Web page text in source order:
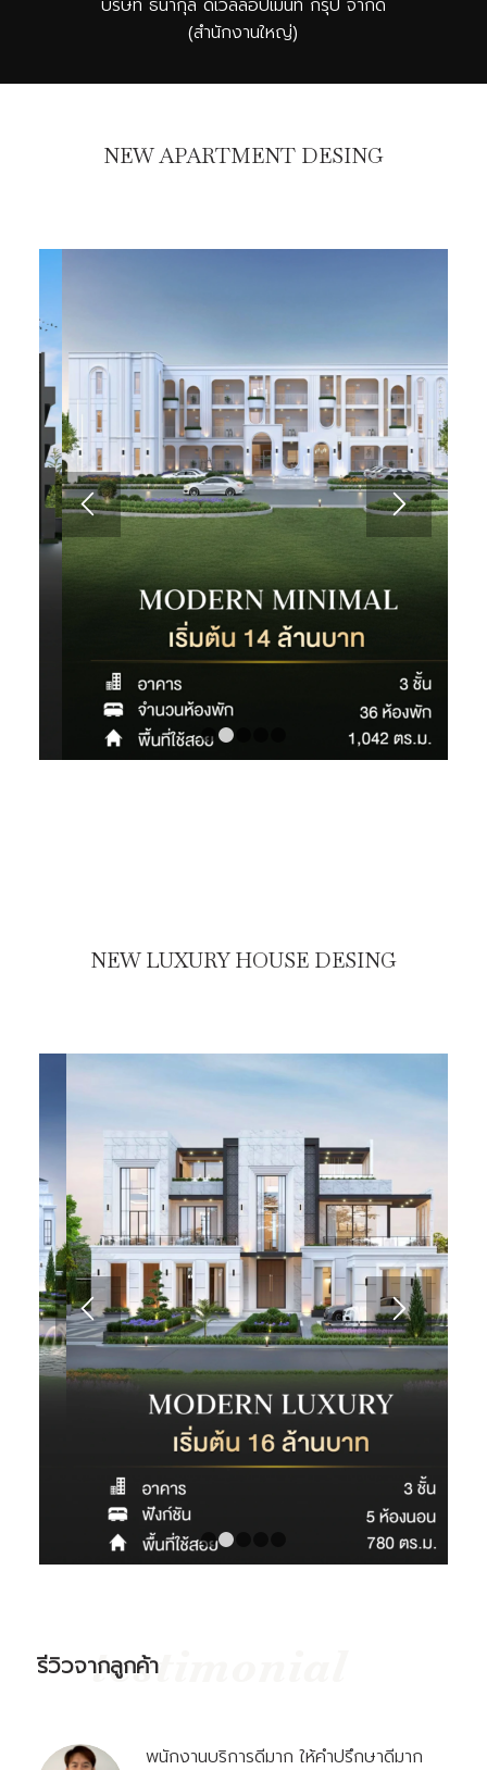
บริษัท ธนากุล ดีเวลลอปเมนท์ กรุ๊ป จำกัด
(สำนักงานใหญ่)
NEW APARTMENT DESING
3 4 5
NEW LUXURY HOUSE DESING
4 5
รีวิวจากลูกค้า
พนักงานบริการดีมาก ให้คำปรึกษาดีมาก